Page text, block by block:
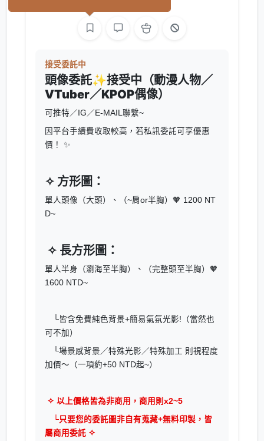
接受委託中
頭像委託✨接受中（動漫人物／
VTuber／KPOP偶像）
可推特／IG／E-MAIL聯繫~
因平台手續費收取較高，若私訊委託可享優惠
價！ ✨
✧ 方形圖：
單人頭像（大頭）、（~肩or半胸）🧡 1200 NT
D~
✧ 長方形圖：
單人半身（瀏海至半胸）、（完整頭至半胸）🧡
1600 NTD~
└皆含免費純色背景+簡易氣氛光影!（當然也
可不加）
└場景感背景／特殊光影／特殊加工 則視程度
加價～（一項約+50 NTD起~）
✧ 以上價格皆為非商用，商用則x2~5
└只要您的委託圖非自有蒐藏+無料印製，皆
屬商用委託 ✧